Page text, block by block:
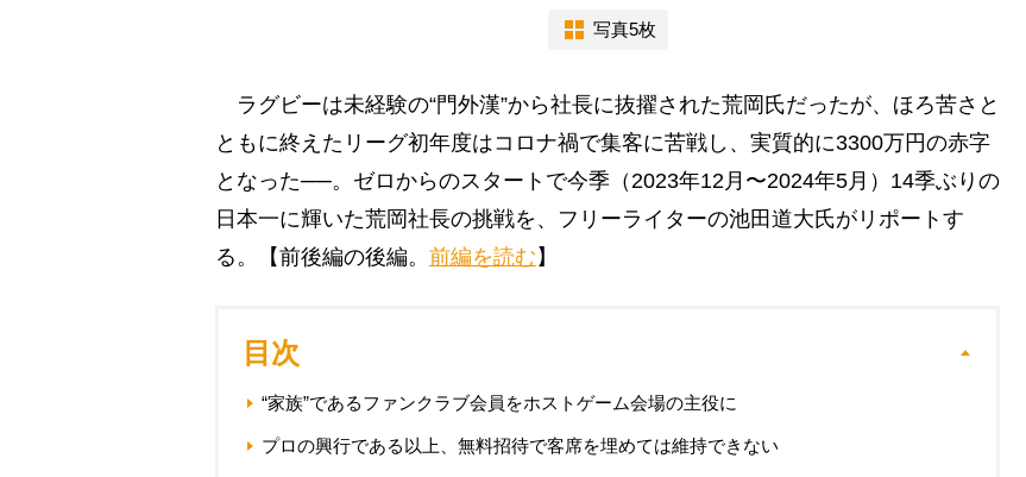
写真5枚
ラグビーは未経験の“門外漢”から社長に抜擢された荒岡氏だったが、ほろ苦さと
ともに終えたリーグ初年度はコロナ禍で集客に苦戦し、実質的に3300万円の赤字
となった──。ゼロからのスタートで今季（2023年12月〜2024年5月）14季ぶりの
日本一に輝いた荒岡社長の挑戦を、フリーライターの池田道大氏がリポートす
る。【前後編の後編。 前編を読む 】
目次
“家族”であるファンクラブ会員をホストゲーム会場の主役に
プロの興行である以上、無料招待で客席を埋めては維持できない